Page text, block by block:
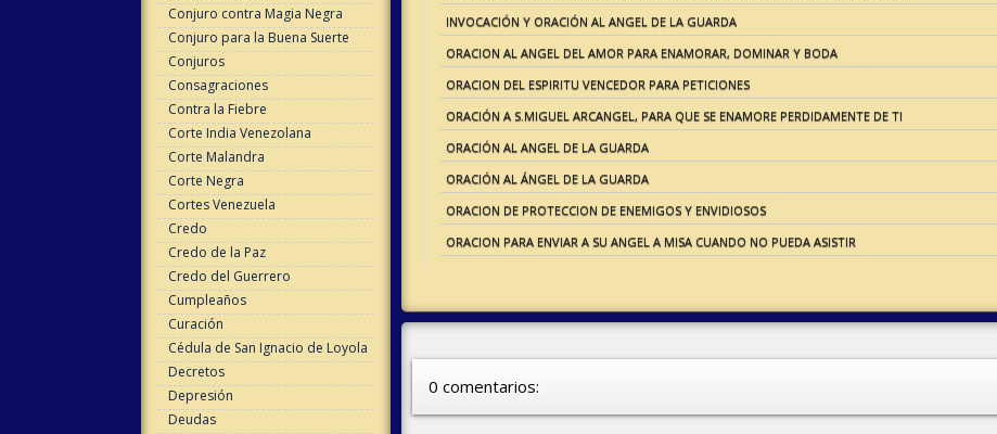
Conjuro contra Magia Negra
Conjuro para la Buena Suerte
Conjuros
Consagraciones
Contra la Fiebre
Corte India Venezolana
Corte Malandra
Corte Negra
Cortes Venezuela
Credo
Credo de la Paz
Credo del Guerrero
Cumpleaños
Curación
Cédula de San Ignacio de Loyola
Decretos
Depresión
Deudas
INVOCACIÓN Y ORACIÓN AL ANGEL DE LA GUARDA
ORACION AL ANGEL DEL AMOR PARA ENAMORAR, DOMINAR Y BODA
ORACION DEL ESPIRITU VENCEDOR PARA PETICIONES
ORACIÓN A S.MIGUEL ARCANGEL, PARA QUE SE ENAMORE PERDIDAMENTE DE TI
ORACIÓN AL ANGEL DE LA GUARDA
ORACIÓN AL ÁNGEL DE LA GUARDA
ORACION DE PROTECCION DE ENEMIGOS Y ENVIDIOSOS
ORACION PARA ENVIAR A SU ANGEL A MISA CUANDO NO PUEDA ASISTIR
0 comentarios: